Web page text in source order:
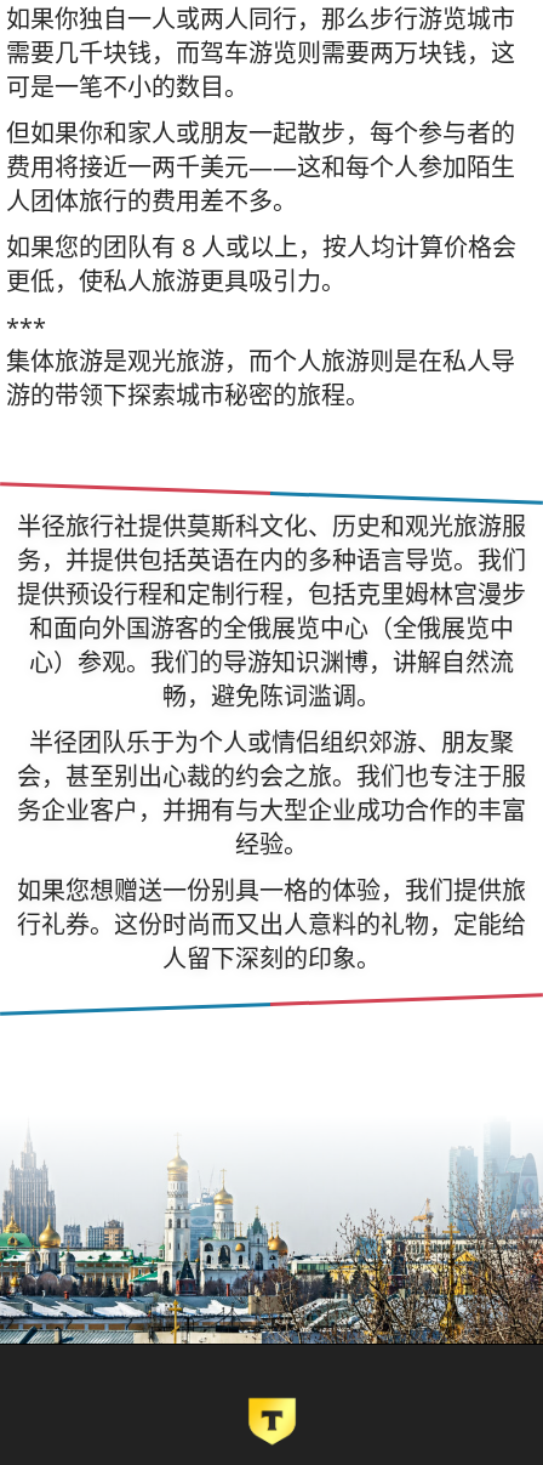
如果你独自一人或两人同行，那么步行游览城市
需要几千块钱，而驾车游览则需要两万块钱，这
可是一笔不小的数目。
但如果你和家人或朋友一起散步，每个参与者的
费用将接近一两千美元——这和每个人参加陌生
人团体旅行的费用差不多。
如果您的团队有 8 人或以上，按人均计算价格会
更低，使私人旅游更具吸引力。
***
集体旅游是观光旅游，而个人旅游则是在私人导
游的带领下探索城市秘密的旅程。
半径旅行社提供莫斯科文化、历史和观光旅游服
务，并提供包括英语在内的多种语言导览。我们
提供预设行程和定制行程，包括克里姆林宫漫步
和面向外国游客的全俄展览中心（全俄展览中
心）参观。我们的导游知识渊博，讲解自然流
畅，避免陈词滥调。
半径团队乐于为个人或情侣组织郊游、朋友聚
会，甚至别出心裁的约会之旅。我们也专注于服
务企业客户，并拥有与大型企业成功合作的丰富
经验。
如果您想赠送一份别具一格的体验，我们提供旅
行礼券。这份时尚而又出人意料的礼物，定能给
人留下深刻的印象。